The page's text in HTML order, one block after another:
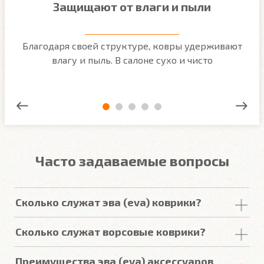
Защищают от влаги и пыли
Благодаря своей структуре, ковры удерживают
влагу и пыль. В салоне сухо и чисто
Часто задаваемые вопросы
Сколько служат эва (eva) коврики?
покрытий изЕВА в среднем составляет 2-3
.
Сколько служат ворсовые коврики?
Преимущества эва (eva) аксессуаров